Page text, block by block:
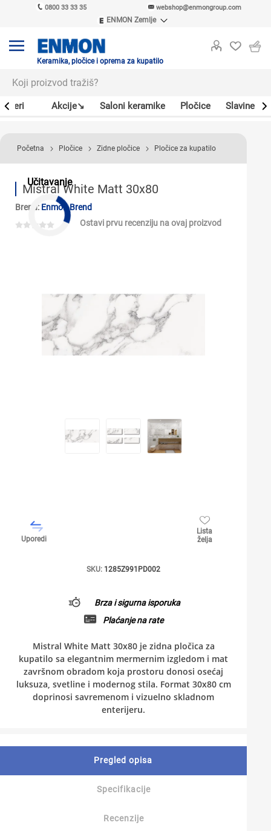
0800 33 33 35 webshop@enmongroup.com
ENMON Zemlje
ENMON MKD
Keramika, pločice i oprema za kupatilo
Akcije↘ Saloni keramike Pločice Slavine
Učitavanje
Početna Pločice Zidne pločice Pločice za kupatilo
Mistral White Matt 30x80
Brend: Enmon Brend
Ostavi prvu recenziju na ovaj proizvod
Uporedi
Lista
želja
SKU: 1285Z991PD002
Brza i sigurna isporuka
Plaćanje na rate
Mistral White Matt 30x80 je zidna pločica za
kupatilo sa elegantnim mermernim izgledom i mat
završnom obradom koja prostoru donosi osećaj
luksuza, svetline i modernog stila. Format 30x80 cm
doprinosi savremenom i vizuelno skladnom
enterijeru.
Pregled opisa
Specifikacije
Recenzije